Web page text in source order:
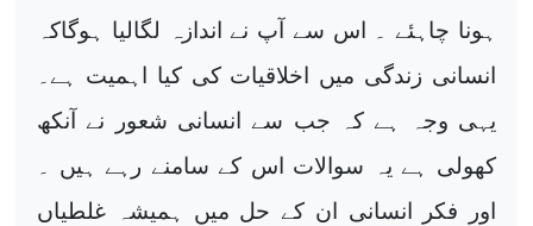
ہونا چاہئے ۔ اس سے آپ نے اندازہ لگالیا ہوگاکہ
انسانی زندگی میں اخلاقیات کی کیا اہمیت ہے۔
یہی وجہ ہے کہ جب سے انسانی شعور نے آنکھ
کھولی ہے یہ سوالات اس کے سامنے رہے ہیں ۔
اور فکر انسانی ان کے حل میں ہمیشہ غلطیاں